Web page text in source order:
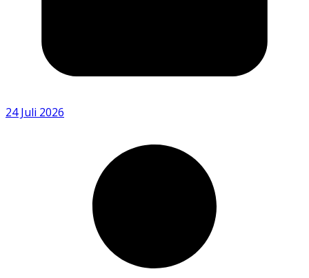
24 Juli 2026